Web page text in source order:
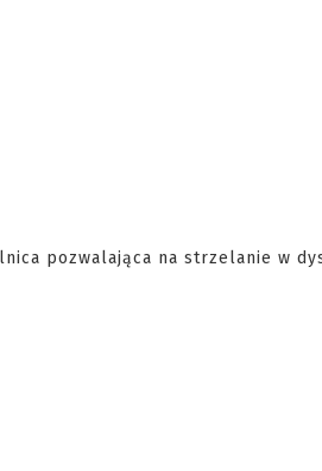
pozwalająca na strzelanie w